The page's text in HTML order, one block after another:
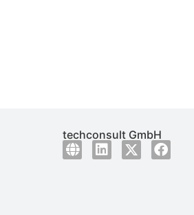
techconsult GmbH